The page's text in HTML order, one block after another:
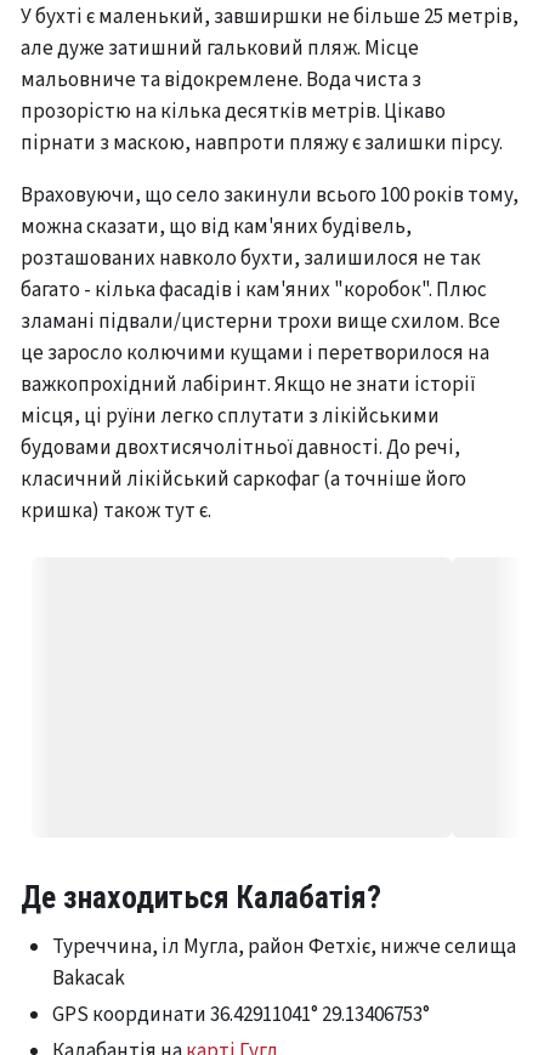
У бухті є маленький, завширшки не більше 25 метрів,
але дуже затишний гальковий пляж. Місце
мальовниче та відокремлене. Вода чиста з
прозорістю на кілька десятків метрів. Цікаво
пірнати з маскою, навпроти пляжу є залишки пірсу.
Враховуючи, що село закинули всього 100 років тому,
можна сказати, що від кам'яних будівель,
розташованих навколо бухти, залишилося не так
багато - кілька фасадів і кам'яних "коробок". Плюс
зламані підвали/цистерни трохи вище схилом. Все
це заросло колючими кущами і перетворилося на
важкопрохідний лабіринт. Якщо не знати історії
місця, ці руїни легко сплутати з лікійськими
будовами двохтисячолітньої давності. До речі,
класичний лікійський саркофаг (а точніше його
кришка) також тут є.
Де знаходиться Калабатія?
Туреччина, іл Мугла, район Фетхіє, нижче селища
Bakacak
GPS координати 36.42911041° 29.13406753°